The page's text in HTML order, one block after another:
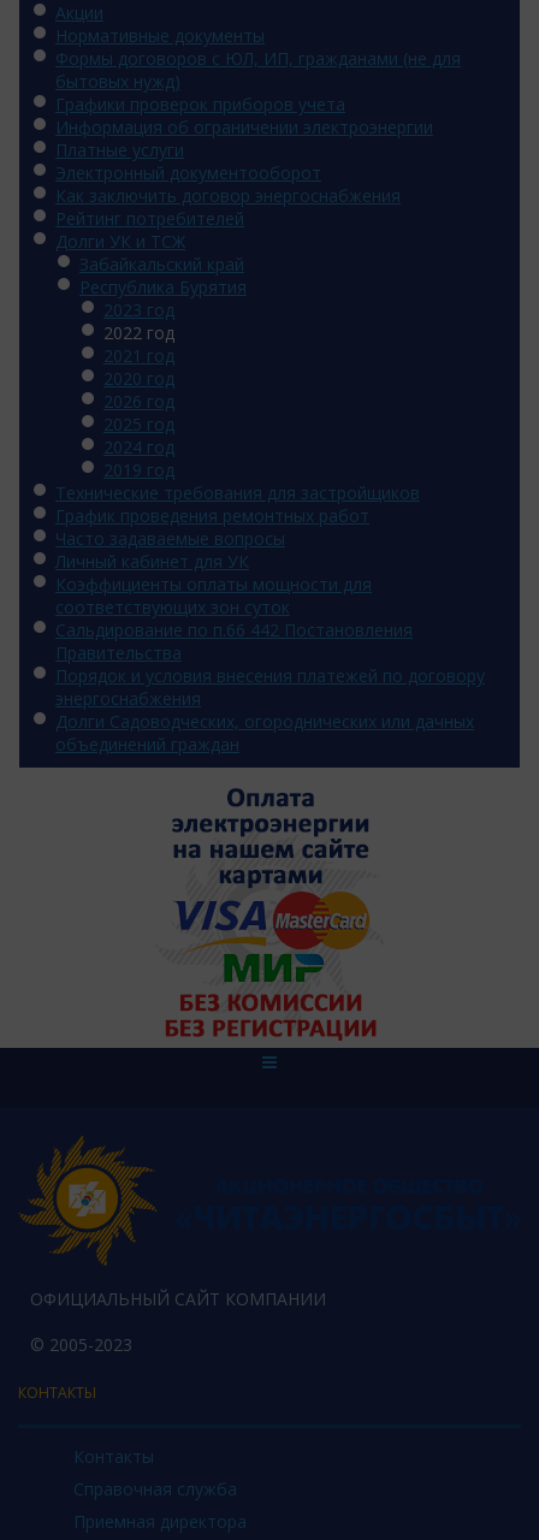
Акции
Нормативные документы
Формы договоров с ЮЛ, ИП, гражданами (не для
бытовых нужд)
Графики проверок приборов учета
Информация об ограничении электроэнергии
Платные услуги
Электронный документооборот
Как заключить договор энергоснабжения
Рейтинг потребителей
Долги УК и ТСЖ
Забайкальский край
Республика Бурятия
2023 год
2022 год
2021 год
2020 год
2026 год
2025 год
2024 год
2019 год
Технические требования для застройщиков
График проведения ремонтных работ
Часто задаваемые вопросы
Личный кабинет для УК
Коэффициенты оплаты мощности для
соответствующих зон суток
Сальдирование по п.66 442 Постановления
Правительства
Порядок и условия внесения платежей по договору
энергоснабжения
Долги Садоводческих, огороднических или дачных
объединений граждан
ОФИЦИАЛЬНЫЙ САЙТ КОМПАНИИ
© 2005-2023
КОНТАКТЫ
Контакты
Справочная служба
Приемная директора